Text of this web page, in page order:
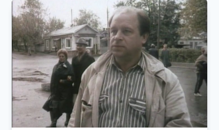
"ЕРШОВО"
В
ФИЛЬМЕ
"ЛАРЕЦ
МАРИИ
МЕДИЧИ"